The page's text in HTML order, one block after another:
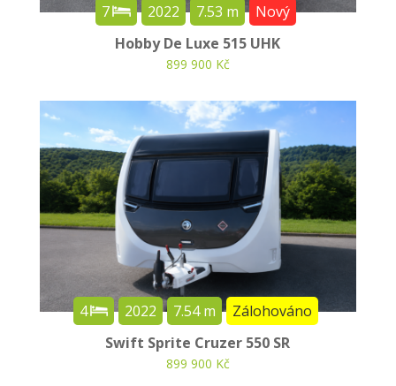
7 2022 7.53 m
Nový
Hobby De Luxe 515 UHK
899 900 Kč
4 2022 7.54 m
Zálohováno
Swift Sprite Cruzer 550 SR
899 900 Kč